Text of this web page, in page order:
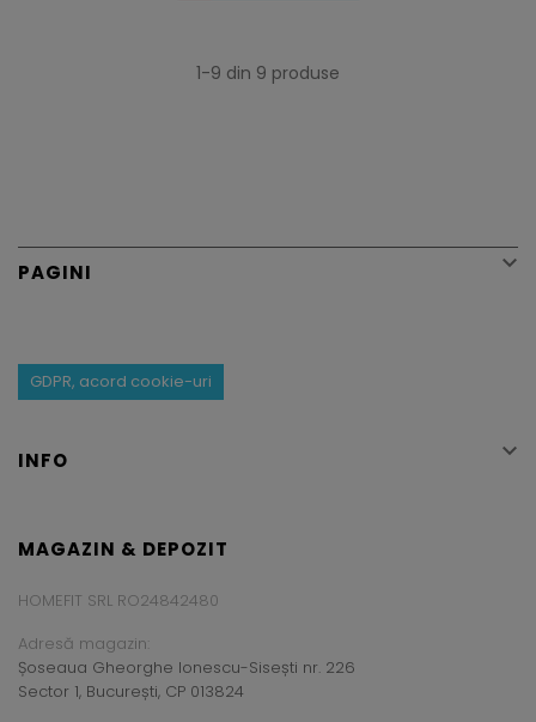
1-9 din 9 produse
PAGINI 
GDPR, acord cookie-uri
INFO 
MAGAZIN & DEPOZIT
HOMEFIT SRL RO24842480
Adresă magazin:
Șoseaua Gheorghe Ionescu-Sisești nr. 226
Sector 1, București, CP 013824